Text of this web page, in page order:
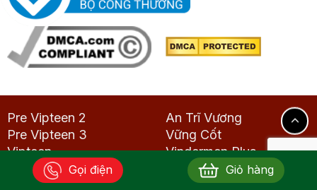
Pre Vipteen 2
Pre Vipteen 3
Vipteen
Men vi sinh Golden Lab
An Trĩ Vương
Vững Cốt
Vindermen Plus
Omega-3 Vinh Gia
Gọi điện Giỏ hàng